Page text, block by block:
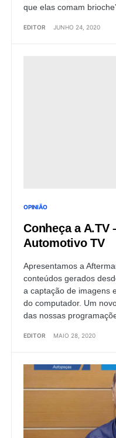
que elas comam
EDITOR JUNHO 24, 2020
OPINIÃO
Conheça a A.TV
Automotivo TV
Apresentamos a
conteúdos gerados
a captação de imagens
do computador. Um
das nossas
EDITOR MAIO 28, 2020